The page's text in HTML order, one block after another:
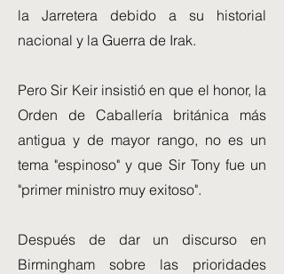
la Jarretera debido a su historial
nacional y la Guerra de Irak.
Pero Sir Keir insistió en que el honor, la
Orden de Caballería británica más
antigua y de mayor rango, no es un
tema "espinoso" y que Sir Tony fue un
"primer ministro muy exitoso".
Después de dar un discurso en
Birmingham sobre las prioridades